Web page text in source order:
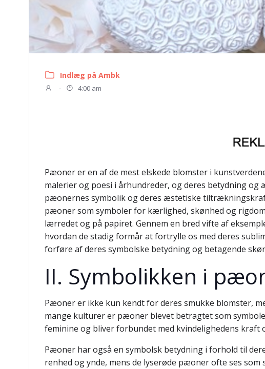
Indlæg på Ambk
- 4:00 am
Pæoner er en af de mest elskede blomster i
malerier og poesi i århundreder, og deres betydning
pæonernes symbolik og deres æstetiske
pæoner som symboler for kærlighed, skønhed og
lærredet og på papiret. Gennem en bred vifte af
hvordan de stadig formår at fortrylle os med deres
forføre af deres symbolske betydning og betagende
II. Symbolikken i
Pæoner er ikke kun kendt for deres smukke blomster,
mange kulturer er pæoner blevet betragtet som
feminine og bliver forbundet med kvindelighedens kraft
Pæoner har også en symbolsk betydning i forhold til
renhed og ynde, mens de lyserøde pæoner ofte ses